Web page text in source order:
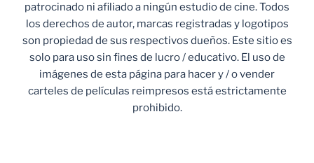
patrocinado ni afiliado a ningún estudio de cine. Todos
los derechos de autor, marcas registradas y logotipos
son propiedad de sus respectivos dueños. Este sitio es
solo para uso sin fines de lucro / educativo. El uso de
imágenes de esta página para hacer y / o vender
carteles de películas reimpresos está estrictamente
prohibido.